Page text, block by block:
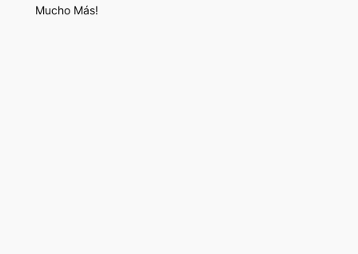
Mucho Más!